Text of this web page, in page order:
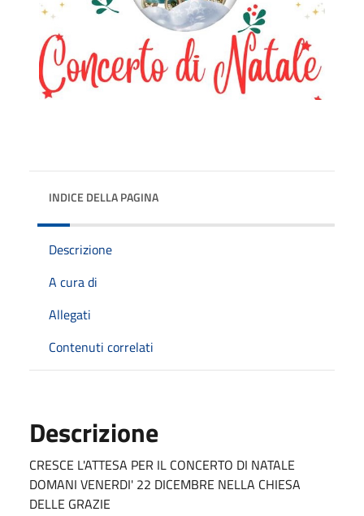
INDICE DELLA PAGINA
Descrizione
A cura di
Allegati
Contenuti correlati
Descrizione
CRESCE L'ATTESA PER IL CONCERTO DI NATALE
DOMANI VENERDI' 22 DICEMBRE NELLA CHIESA
DELLE GRAZIE